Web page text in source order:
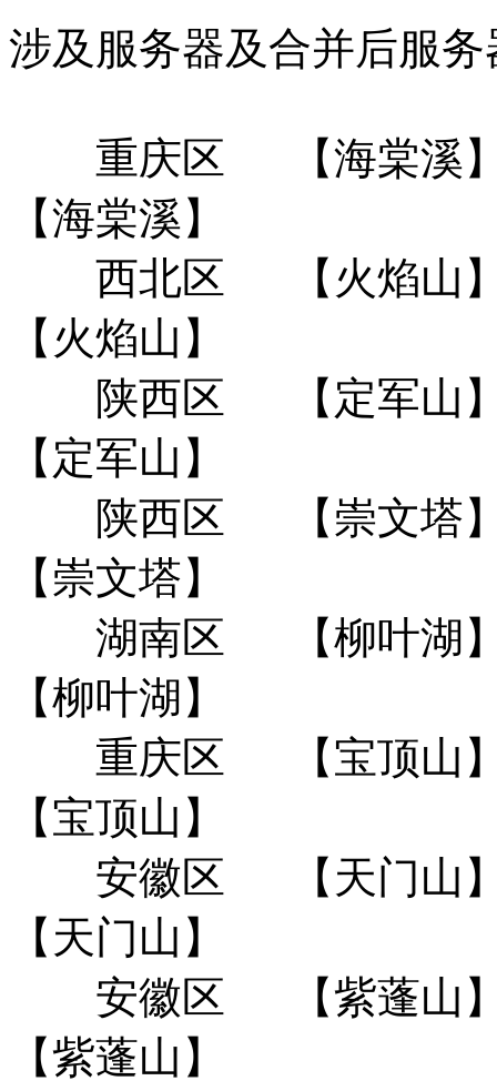
涉及服务器及合并后服
重庆区
【海棠
【海棠溪】
西北区
【火焰
【火焰山】
陕西区
【定军
【定军山】
陕西区
【崇文
【崇文塔】
湖南区
【柳叶
【柳叶湖】
重庆区
【宝顶
【宝顶山】
安徽区
【天门
【天门山】
安徽区
【紫蓬
【紫蓬山】